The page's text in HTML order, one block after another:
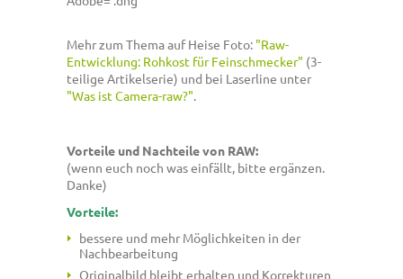
Mehr zum Thema auf Heise Foto: "Raw-
Entwicklung: Rohkost für Feinschmecker" (3-
teilige Artikelserie) und bei Laserline unter
"Was ist Camera-raw?".
Vorteile und Nachteile von RAW:
(wenn euch noch was einfällt, bitte ergänzen.
Danke)
Vorteile:
bessere und mehr Möglichkeiten in der
Nachbearbeitung
Originalbild bleibt erhalten und Korrekturen